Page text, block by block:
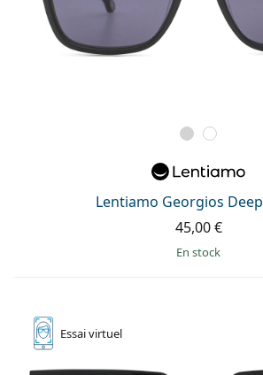
Lentiamo Georgios
45,00 €
en stock
Essaivirtuel